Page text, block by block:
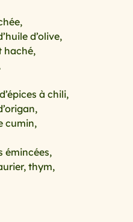
mini budget, mais
temps des fruits rouges
ma
d’olive,
haché,
à chili,
cumin,
émincées,
thym,